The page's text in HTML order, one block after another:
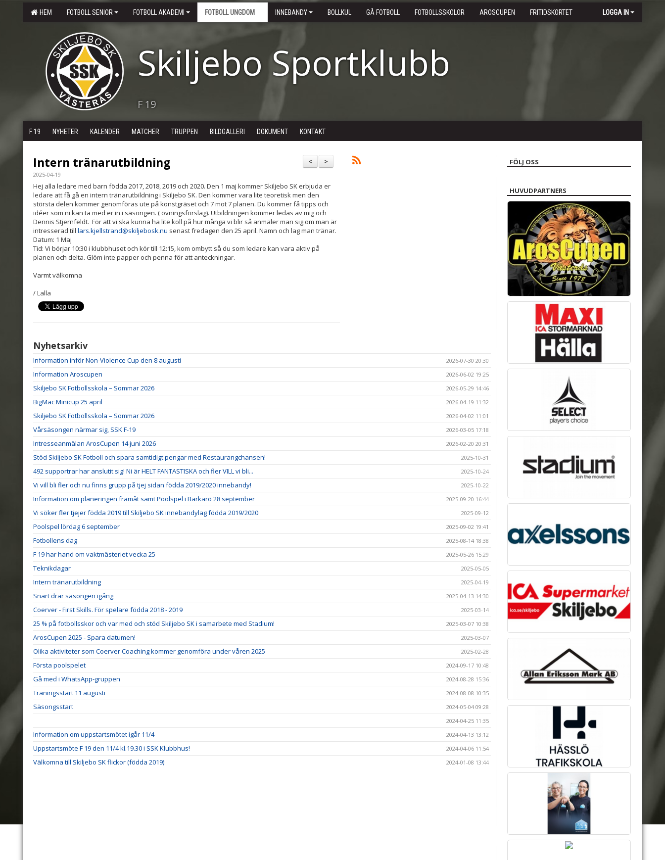
HEM FOTBOLL SENIOR FOTBOLL AKADEMI FOTBOLL UNGDOM INNEBANDY BOLLKUL GÅ FOTBOLL FOTBOLLSSKOLOR AROSCUPEN FRITIDSKORTET LOGGA IN
Skiljebo Sportklubb
F 19
F 19 NYHETER KALENDER MATCHER TRUPPEN BILDGALLERI DOKUMENT KONTAKT
>
<
Intern tränarutbildning
2025-04-19
Hej alla ledare med barn födda 2017, 2018, 2019 och 2020. Den 1 maj kommer Skiljebo SK erbjuda er
ledare att få gå en intern tränarutbildning i Skiljebo SK. Den kommer vara lite teoretisk men den
största delen kommer genomföras ute på konstgräset och 7 mot 7 planen. Du kommer få tipps och
idéer som ni kan ta med er in i säsongen. ( övningsförslag). Utbildningen kommer ledas av mig och
Dennis Stjernfeldt. För att vi ska kunna ha lite koll på hur många vi blir så anmäler man sig om man är
intresserad till lars.kjellstrand@skiljebosk.nu senast fredagen den 25 april. Namn och lag man tränar.
Datum: 1 Maj
Tid: Vi börjar 10:30 i klubbhuset och kör till 12:15, kom ombytt så du som ledare kan vara aktiv på
planen och delta. Glöm inte papper och penna för att anteckningar.
Varmt välkomna
/ Lalla
Nyhetsarkiv
Information inför Non-Violence Cup den 8 augusti 2026-07-30 20:30
Information Aroscupen 2026-06-02 19:25
Skiljebo SK Fotbollsskola – Sommar 2026 2026-05-29 14:46
BigMac Minicup 25 april 2026-04-19 11:32
Skiljebo SK Fotbollsskola – Sommar 2026 2026-04-02 11:01
Vårsäsongen närmar sig, SSK F-19 2026-03-05 17:18
Intresseanmälan ArosCupen 14 juni 2026 2026-02-20 20:31
Stöd Skiljebo SK Fotboll och spara samtidigt pengar med Restaurangchansen! 2025-10-31
492 supportrar har anslutit sig! Ni är HELT FANTASTISKA och fler VILL vi bli... 2025-10-24
Vi vill bli fler och nu finns grupp på tjej sidan födda 2019/2020 innebandy! 2025-10-22
Information om planeringen framåt samt Poolspel i Barkarö 28 september 2025-09-20 16:44
Vi söker fler tjejer födda 2019 till Skiljebo SK innebandylag födda 2019/2020 2025-09-12
Poolspel lördag 6 september 2025-09-02 19:41
Fotbollens dag 2025-08-14 18:38
F 19 har hand om vaktmästeriet vecka 25 2025-05-26 15:29
Teknikdagar 2025-05-05
Intern tränarutbildning 2025-04-19
Snart drar säsongen igång 2025-04-13 14:30
Coerver - First Skills. För spelare födda 2018 - 2019 2025-03-14
25 % på fotbollsskor och var med och stöd Skiljebo SK i samarbete med Stadium! 2025-03-07 10:38
ArosCupen 2025 - Spara datumen! 2025-03-07
Olika aktiviteter som Coerver Coaching kommer genomföra under våren 2025 2025-02-28
Första poolspelet 2024-09-17 10:48
Gå med i WhatsApp-gruppen 2024-08-28 15:36
Träningsstart 11 augusti 2024-08-08 10:35
Säsongsstart
2024-05-04 09:28
2024-04-25 11:35
Information om uppstartsmötet igår 11/4 2024-04-13 13:12
Uppstartsmöte F 19 den 11/4 kl.19.30 i SSK Klubbhus! 2024-04-06 11:54
Välkomna till Skiljebo SK flickor (födda 2019) 2024-01-08 13:44
FÖLJ OSS
HUVUDPARTNERS